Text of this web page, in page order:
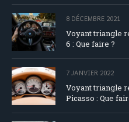
8 DÉCEMBRE 2021
Voyant triangle
6 : Que faire ?
7 JANVIER 2022
Voyant triangle
Picasso : Que